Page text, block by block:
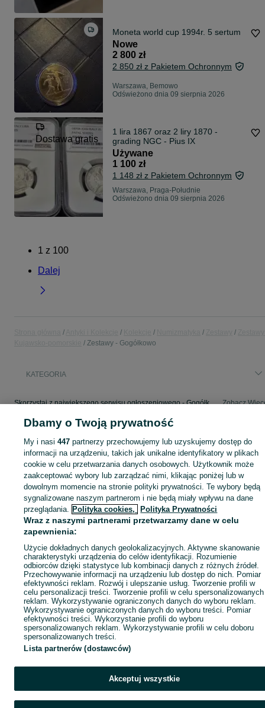
Moneta world cup 1994r. 5 sertum
Nowe
2 800 zł
2 850 zł z Pakietem Ochronnym
Warszawa, Bemowo
Odświeżono dnia 09 sierpnia 2026
Dostawa gratis
1 lira 1867 oraz 2 liry 1870 -
grading NGC - Pius IX
Używane
1 100 zł
1 148 zł z Pakietem Ochronnym
Warszawa, Praga-Południe
Odświeżono dnia 09 sierpnia 2026
1 z 100
Dalej
Zestawy - Gogółkowo
KATEGORIA
Skorzystaj z największego serwisu ogłoszeniowego - Gogółkowo i okolice! - kupuj lub sprzedawaj jeszcze wygodniej w kategorii Zestawy! Zobacz
Mapa kategorii
Mapa miejscowości
Mapa ministron
Popularne wyszukiwania
Dbamy o Twoją prywatność
My i nasi447 partnerzy przechowujemy lub uzyskujemy dostęp do
informacji na urządzeniu, takich jak unikalne identyfikatory w plikach
cookie w celu przetwarzania danych osobowych. Użytkownik może
zaakceptować wybory lub zarządzać nimi, klikając poniżej lub w
dowolnym momencie na stronie polityki prywatności. Te wybory będą
sygnalizowane naszym partnerom i nie będą miały wpływu na dane
przeglądania. Polityka cookies, Polityka Prywatności
Wraz z naszymi partnerami przetwarzamy dane w celu
zapewnienia:
Użycie dokładnych danych geolokalizacyjnych. Aktywne skanowanie
charakterystyki urządzenia do celów identyfikacji. Rozumienie
odbiorców dzięki statystyce lub kombinacji danych z różnych źródeł.
Przechowywanie informacji na urządzeniu lub dostęp do nich. Pomiar
efektywności reklam. Rozwój i ulepszanie usług. Tworzenie profili w
celu personalizacji treści. Tworzenie profili w celu spersonalizowanych
reklam. Wykorzystywanie ograniczonych danych do wyboru reklam.
Wykorzystywanie ograniczonych danych do wyboru treści. Pomiar
efektywności treści. Wykorzystanie profili do wyboru
spersonalizowanych reklam. Wykorzystywanie profili w celu doboru
spersonalizowanych treści.
Lista partnerów (dostawców)
Akceptuj wszystkie